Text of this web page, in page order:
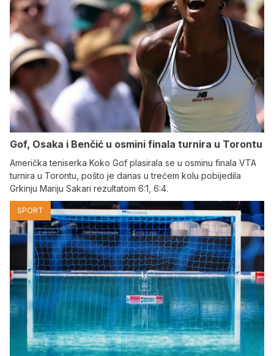
Gof, Osaka i Benčić u osmini finala turnira u Torontu
Američka teniserka Koko Gof plasirala se u osminu finala VTA
turnira u Torontu, pošto je danas u trećem kolu pobijedila
Grkinju Mariju Sakari rezultatom 6:1, 6:4.
SPORT